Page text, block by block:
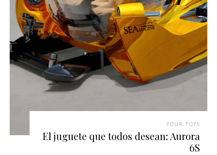
YOUR TOYS
El juguete que todos desean: Aurora
6S